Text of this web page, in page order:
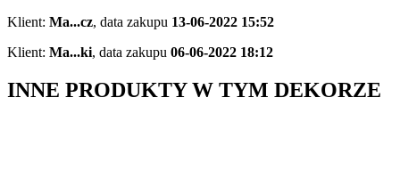
Klient: Ma...cz, data zakupu 13-06-2022 15:52
Klient: Ma...ki, data zakupu 06-06-2022 18:12
INNE PRODUKTY W TYM DEKORZE